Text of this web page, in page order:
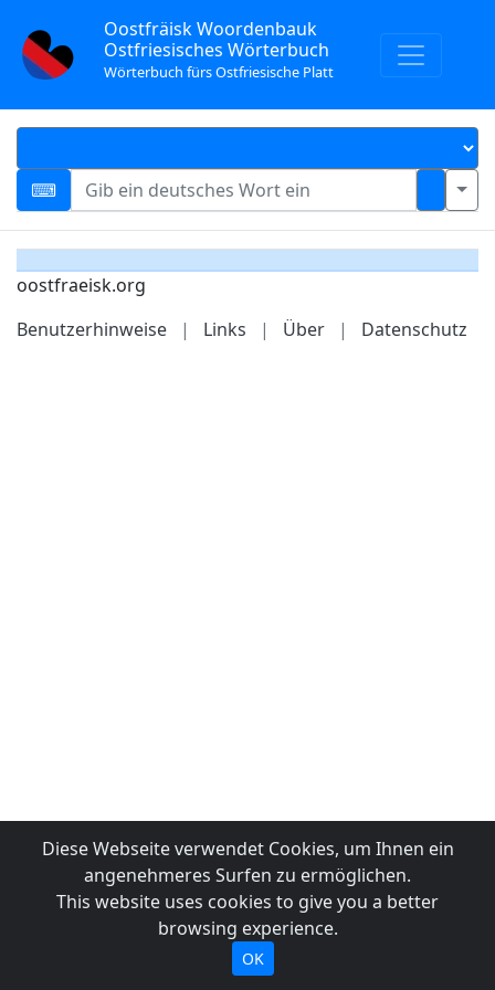
Oostfräisk Woordenbauk
Ostfriesisches Wörterbuch
Wörterbuch fürs Ostfriesische Platt
oostfraeisk.org
Benutzerhinweise
| Links | Über | Datenschutz
Diese Webseite verwendet Cookies, um Ihnen ein
angenehmeres Surfen zu ermöglichen.
This website uses cookies to give you a better
browsing experience.
OK